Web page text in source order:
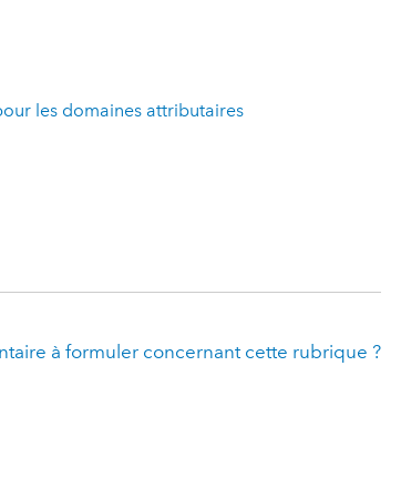
les domaines attributaires
à formuler concernant cette rubrique ?